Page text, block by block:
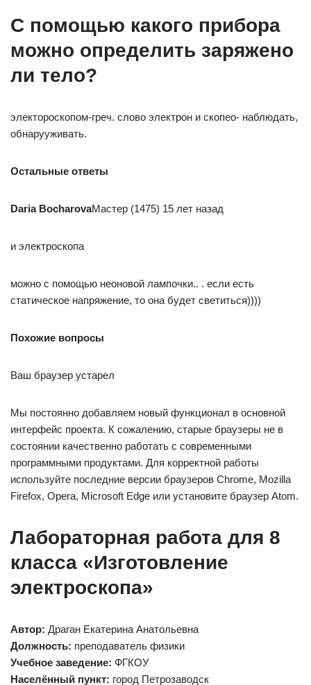
С помощью какого прибора
можно определить заряжено
ли тело?
электороскопом-греч. слово электрон и скопео- наблюдать,
обнарууживать.
Остальные ответы
Daria BocharovaМастер (1475) 15 лет назад
и электроскопа
можно с помощью неоновой лампочки.. . если есть
статическое напряжение, то она будет светиться))))
Похожие вопросы
Ваш браузер устарел
Мы постоянно добавляем новый функционал в основной
интерфейс проекта. К сожалению, старые браузеры не в
состоянии качественно работать с современными
программными продуктами. Для корректной работы
используйте последние версии браузеров Chrome, Mozilla
Firefox, Opera, Microsoft Edge или установите браузер Atom.
Лабораторная работа для 8
класса «Изготовление
электроскопа»
Автор: Драган Екатерина Анатольевна
Должность: преподаватель физики
Учебное заведение: ФГКОУ
Населённый пункт: город Петрозаводск